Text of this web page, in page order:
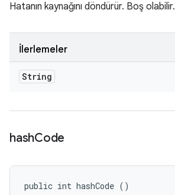
Hatanın kaynağını döndürür. Boş olabilir.
İlerlemeler
String
hashCode
public int hashCode ()